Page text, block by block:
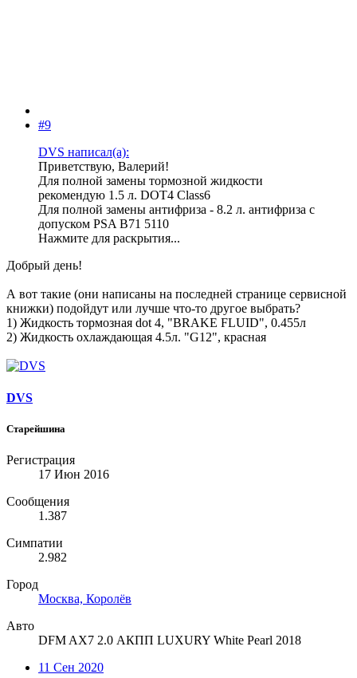
#9
DVS написал(а):
Приветствую, Валерий!
Для полной замены тормозной жидкости
рекомендую 1.5 л. DOT4 Class6
Для полной замены антифриза - 8.2 л. антифриза с
допуском PSA B71 5110
Нажмите для раскрытия...
Добрый день!
А вот такие (они написаны на последней странице сервисной
книжки) подойдут или лучше что-то другое выбрать?
1) Жидкость тормозная dot 4, "BRAKE FLUID", 0.455л
2) Жидкость охлаждающая 4.5л. "G12", красная
DVS
Старейшина
Регистрация
17 Июн 2016
Сообщения
1.387
Симпатии
2.982
Город
Москва, Королёв
Авто
DFM AX7 2.0 АКПП LUXURY White Pearl 2018
11 Сен 2020